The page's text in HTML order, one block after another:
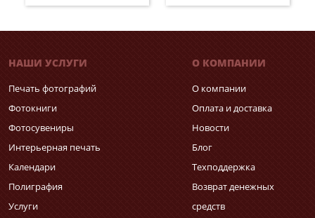
НАШИ УСЛУГИ
Печать фотографий
Фотокниги
Фотосувениры
Интерьерная печать
Календари
Полиграфия
Услуги
О КОМПАНИИ
О компании
Оплата и доставка
Новости
Блог
Техподдержка
Возврат денежных
средств